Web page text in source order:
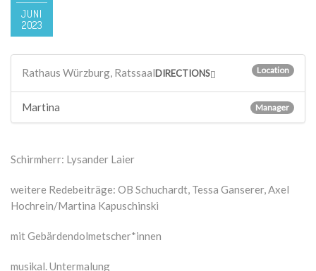
JUNI
2023
Rathaus Würzburg, Ratssaal Location
DIRECTIONS
Martina Manager
Schirmherr: Lysander Laier
weitere Redebeiträge: OB Schuchardt, Tessa Ganserer, Axel
Hochrein/Martina Kapuschinski
mit Gebärdendolmetscher*innen
musikal. Untermalung